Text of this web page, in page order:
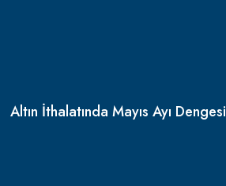
Altın İthalatında Mayıs Ayı Dengesi